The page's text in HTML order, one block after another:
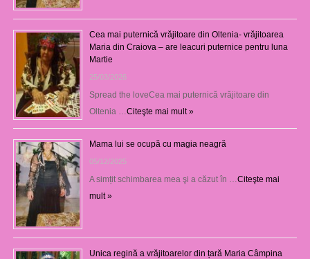
Cea mai puternică vrăjitoare din Oltenia- vrăjitoarea
Maria din Craiova – are leacuri puternice pentru luna
Martie
25/03/2026
Spread the loveCea mai puternică vrăjitoare din
Oltenia … Citeşte mai mult »
Mama lui se ocupă cu magia neagră
05/12/2025
A simțit schimbarea mea şi a căzut în … Citeşte mai
mult »
Unica regină a vrăjitoarelor din țară Maria Câmpina